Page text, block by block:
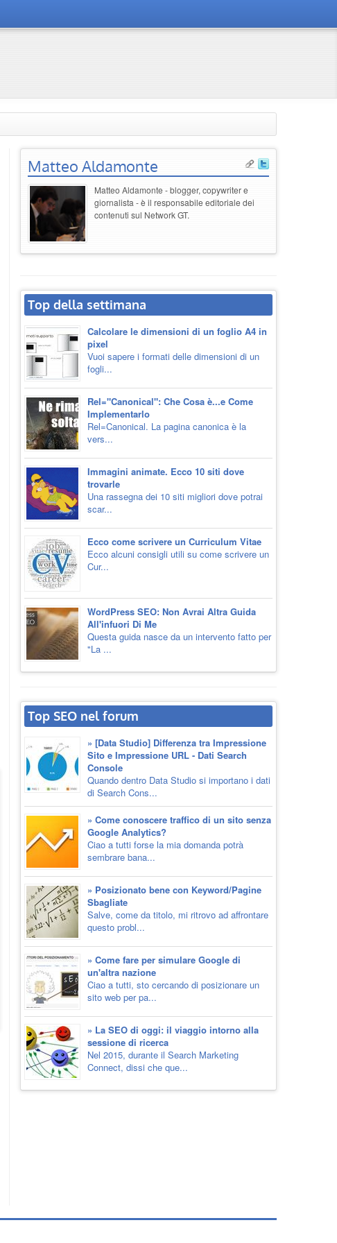
Matteo Aldamonte
Matteo Aldamonte - blogger, copywriter e
giornalista - è il responsabile editoriale dei
contenuti sul Network GT.
Top della settimana
Calcolare le dimensioni di un foglio A4 in
pixel
Vuoi sapere i formati delle dimensioni di un
fogli...
Rel="Canonical": Che Cosa è...e Come
Implementarlo
Rel=Canonical. La pagina canonica è la
vers...
Immagini animate. Ecco 10 siti dove
trovarle
Una rassegna dei 10 siti migliori dove potrai
scar...
Ecco come scrivere un Curriculum Vitae
Ecco alcuni consigli utili su come scrivere un
Cur...
WordPress SEO: Non Avrai Altra Guida
All'infuori Di Me
Questa guida nasce da un intervento fatto per
"La ...
Top SEO nel forum
» [Data Studio] Differenza tra Impressione
Sito e Impressione URL - Dati Search
Console
Quando dentro Data Studio si importano i dati
di Search Cons...
» Come conoscere traffico di un sito senza
Google Analytics?
Ciao a tutti forse la mia domanda potrà
sembrare bana...
» Posizionato bene con Keyword/Pagine
Sbagliate
Salve, come da titolo, mi ritrovo ad affrontare
questo probl...
» Come fare per simulare Google di
un'altra nazione
Ciao a tutti, sto cercando di posizionare un
sito web per pa...
» La SEO di oggi: il viaggio intorno alla
sessione di ricerca
Nel 2015, durante il Search Marketing
Connect, dissi che que...